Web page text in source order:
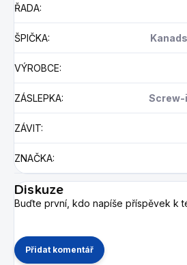
ŘADA:
ŠPIČKA:
VÝROBCE:
ZÁSLEPKA: Screw-
ZÁVIT:
ZNAČKA:
Diskuze
Buďte první, kdo napíše příspěvek k
Přidat komentář